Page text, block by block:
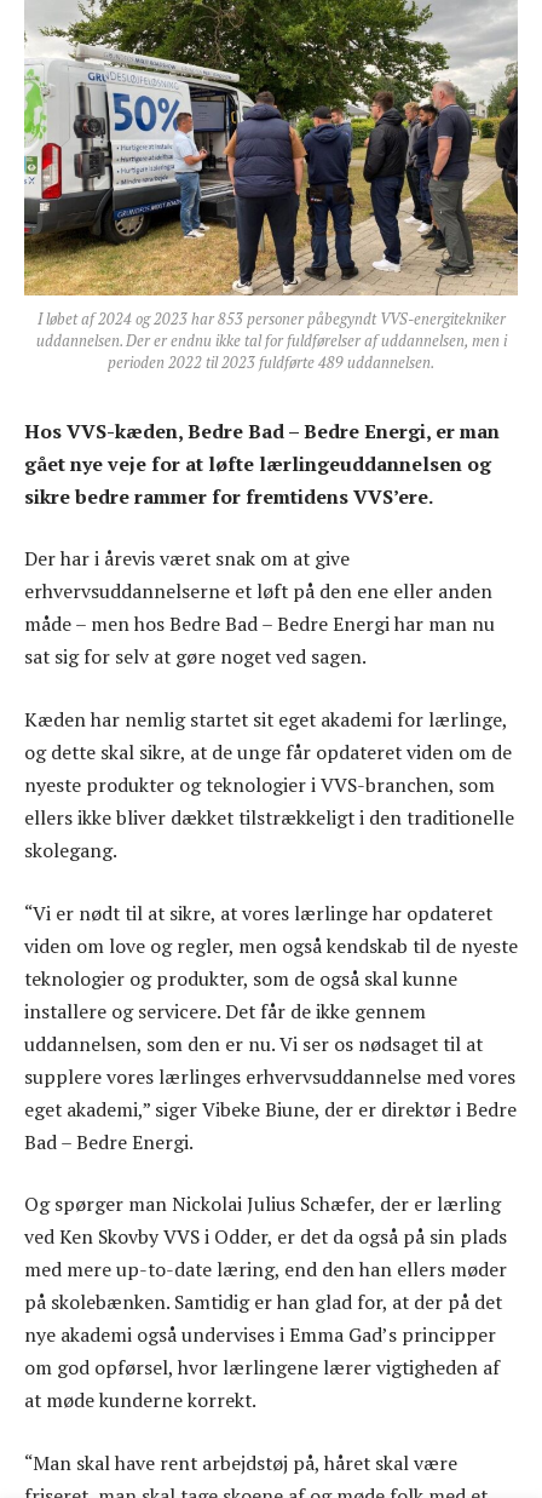
I løbet af 2024 og 2023 har 853 personer påbegyndt VVS-energitekniker
uddannelsen. Der er endnu ikke tal for fuldførelser af uddannelsen, men i
perioden 2022 til 2023 fuldførte 489 uddannelsen.
Hos VVS-kæden, Bedre Bad – Bedre Energi, er man
gået nye veje for at løfte lærlingeuddannelsen og
sikre bedre rammer for fremtidens VVS’ere.
Der har i årevis været snak om at give
erhvervsuddannelserne et løft på den ene eller anden
måde – men hos Bedre Bad – Bedre Energi har man nu
sat sig for selv at gøre noget ved sagen.
Kæden har nemlig startet sit eget akademi for lærlinge,
og dette skal sikre, at de unge får opdateret viden om de
nyeste produkter og teknologier i VVS-branchen, som
ellers ikke bliver dækket tilstrækkeligt i den traditionelle
skolegang.
“Vi er nødt til at sikre, at vores lærlinge har opdateret
viden om love og regler, men også kendskab til de nyeste
teknologier og produkter, som de også skal kunne
installere og servicere. Det får de ikke gennem
uddannelsen, som den er nu. Vi ser os nødsaget til at
supplere vores lærlinges erhvervsuddannelse med vores
eget akademi,” siger Vibeke Biune, der er direktør i Bedre
Bad – Bedre Energi.
Og spørger man Nickolai Julius Schæfer, der er lærling
ved Ken Skovby VVS i Odder, er det da også på sin plads
med mere up-to-date læring, end den han ellers møder
på skolebænken. Samtidig er han glad for, at der på det
nye akademi også undervises i Emma Gad’s principper
om god opførsel, hvor lærlingene lærer vigtigheden af
at møde kunderne korrekt.
“Man skal have rent arbejdstøj på, håret skal være